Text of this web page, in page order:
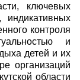
ключевых
индикативных
контроля
и
детей и их
организаций
области